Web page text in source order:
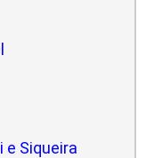
e Siqueira